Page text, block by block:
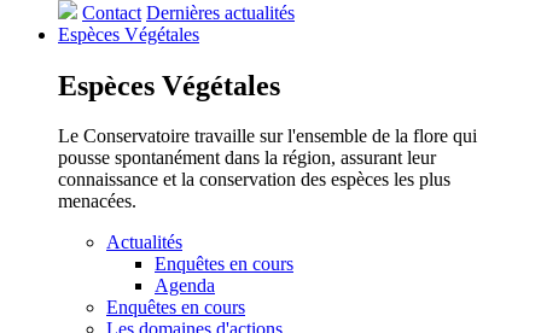
Contact Dernières actualités
Espèces Végétales
Espèces Végétales
Le Conservatoire travaille sur l'ensemble de la flore qui
pousse spontanément dans la région, assurant leur
connaissance et la conservation des espèces les plus
menacées.
Actualités
Enquêtes en cours
Agenda
Enquêtes en cours